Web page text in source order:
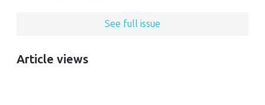
See full issue
Article views